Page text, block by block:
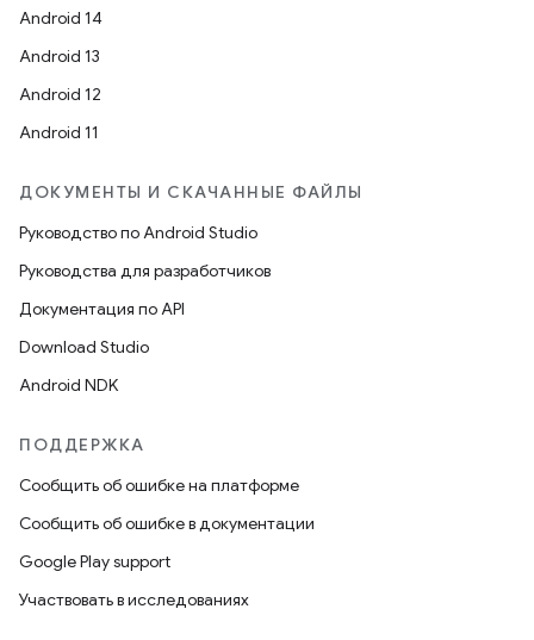
Android 14
Android 13
Android 12
Android 11
ДОКУМЕНТЫ И СКАЧАННЫЕ ФАЙЛЫ
Руководство по Android Studio
Руководства для разработчиков
Документация по API
Download Studio
Android NDK
ПОДДЕРЖКА
Сообщить об ошибке на платформе
Сообщить об ошибке в документации
Google Play support
Участвовать в исследованиях